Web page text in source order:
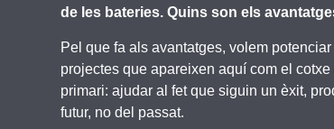
de les bateries. Quins son els
Pel que fa als avantatges, volem
projectes que apareixen aquí com el
primari: ajudar al fet que siguin un èxit,
futur, no del passat.